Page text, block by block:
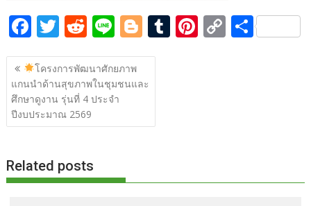
F
ac
e
b
o
o
k
T
w
itt
er
R
e
d
di
t
Li
n
e
Bl
o
g
T Pi C S
แนะแนว
เรื่อง
โครงการพัฒนาศักยภาพ
แกนนำด้านสุขภาพในชุมชนและ
ศึกษาดูงาน รุ่นที่ 4 ประจำ
ปีงบประมาณ 2569
Related posts